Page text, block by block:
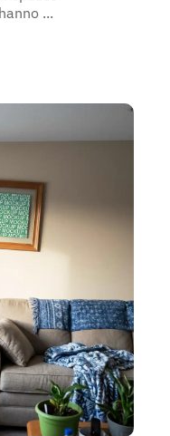
...